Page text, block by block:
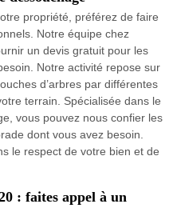
propriété, préférez de faire
Notre équipe chez
un devis gratuit pour les
Notre activité repose sur
d’arbres par différentes
terrain. Spécialisée dans le
vous pouvez nous confier les
dont vous avez besoin.
le respect de votre bien et de
: faites appel à un